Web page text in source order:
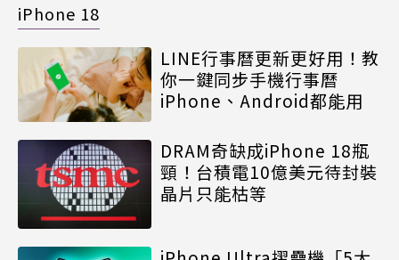
iPhone 18
LINE行事曆更新更好用！教
你一鍵同步手機行事曆
iPhone、Android都能用
DRAM奇缺成iPhone 18瓶
頸！台積電10億美元待封裝
晶片只能枯等